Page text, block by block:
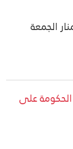
الجمعة
على